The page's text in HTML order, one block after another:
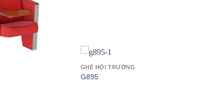
GHẾ HỘI TRƯỜNG
G895